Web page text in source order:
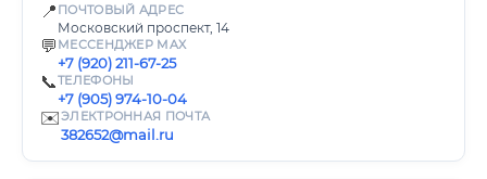
📍 ПОЧТОВЫЙ АДРЕС
Московский проспект, 14
💬 МЕССЕНДЖЕР MAX
+7 (920) 211-67-25
📞ТЕЛЕФОНЫ
+7 (905) 974-10-04
✉️ЭЛЕКТРОННАЯ ПОЧТА
382652@mail.ru